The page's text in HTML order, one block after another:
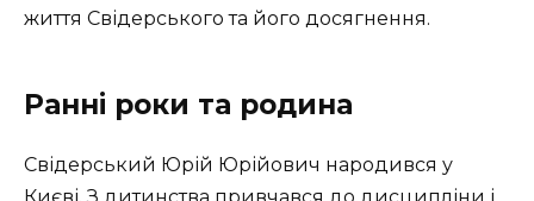
життя Свідерського та його досягнення.
Ранні роки та родина
Свідерський Юрій Юрійович народився у